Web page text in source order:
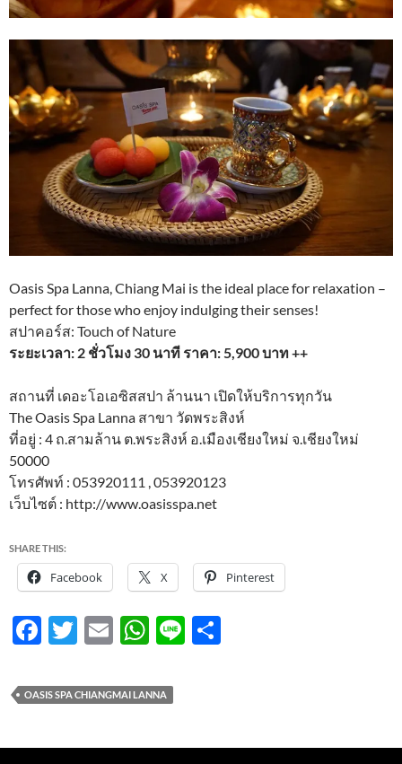
Oasis Spa Lanna, Chiang Mai is the ideal place for relaxation –
perfect for those who enjoy indulging their senses!
สปาคอร์ส​: Touch of Nature
ระยะเวลา: 2 ชั่วโมง 30 นาที ราคา: 5,900 บาท ++
สถานที่ เดอะโอเอซิสสปา ล้านนา เปิดให้บริการทุกวัน
The Oasis Spa Lanna สาขา วัดพระสิงห์
ที่อยู่ : 4 ถ.สามล้าน ต.พระสิงห์ อ.เมืองเชียงใหม่ จ.เชียงใหม่
50000
โทรศัพท์ : 053920111 , 053920123
เว็บไซต์ : http://www.oasisspa.net
SHARE THIS:
Facebook X Pinterest
F
e
b
o
T
itt
er
E
ail
W
at
s
A
Li
OASIS SPA CHIANGMAI LANNA